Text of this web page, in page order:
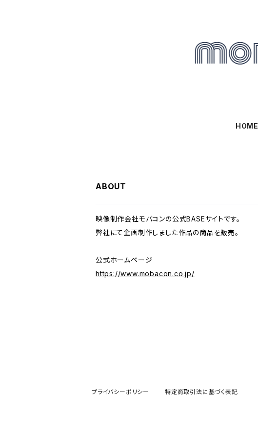
HOME
ABOUT
映像制作会社モバコンの公式BASEサイトです。
弊社にて企画制作しました作品の商品を販売。
公式ホームページ
https://www.mobacon.co.jp/
プライバシーポリシー 特定商取引法に基づく表記